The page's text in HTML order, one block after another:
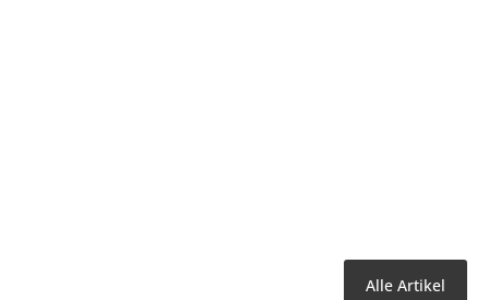
Alle Artikel